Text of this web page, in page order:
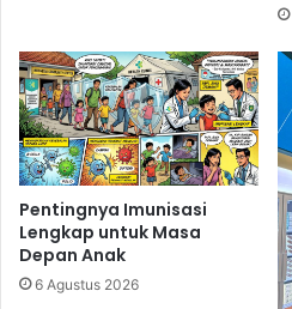
Pentingnya Imunisasi
Lengkap untuk Masa
Depan Anak
6 Agustus 2026